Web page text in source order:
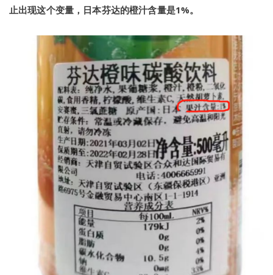
止出现这个变量，日本芬达的橙汁含量是1%。